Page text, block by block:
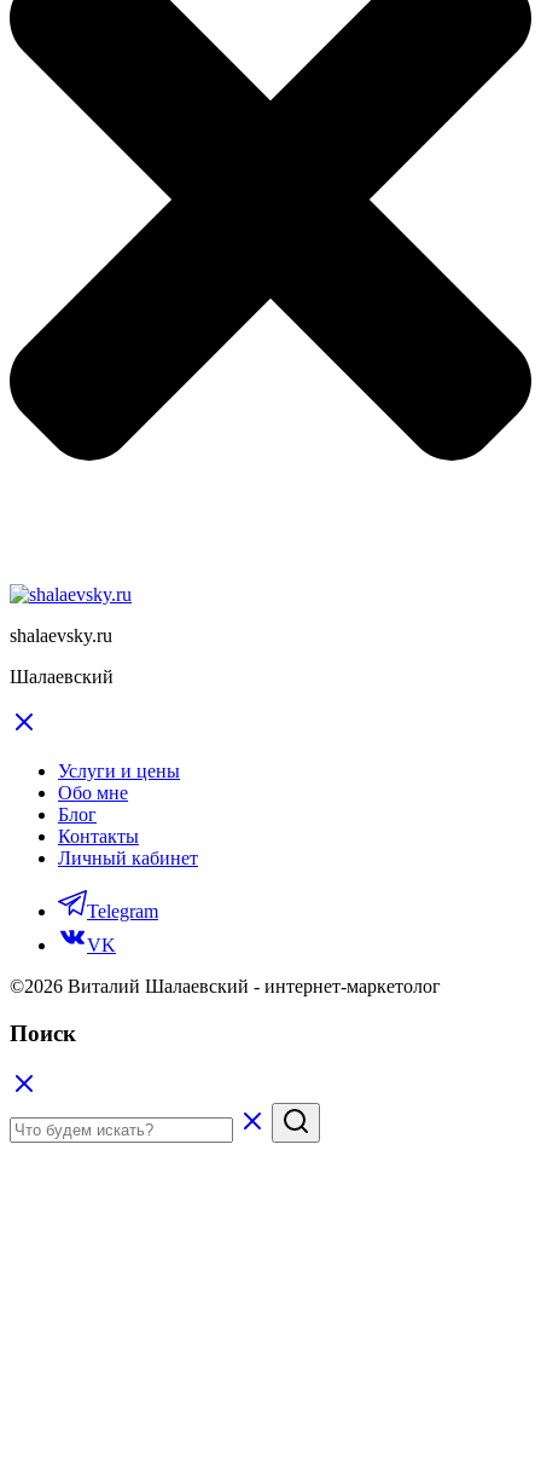
shalaevsky.ru
Шалаевский
Услуги и цены
Обо мне
Блог
Контакты
Личный кабинет
Telegram
VK
©2026 Виталий Шалаевский - интернет-маркетолог
Поиск